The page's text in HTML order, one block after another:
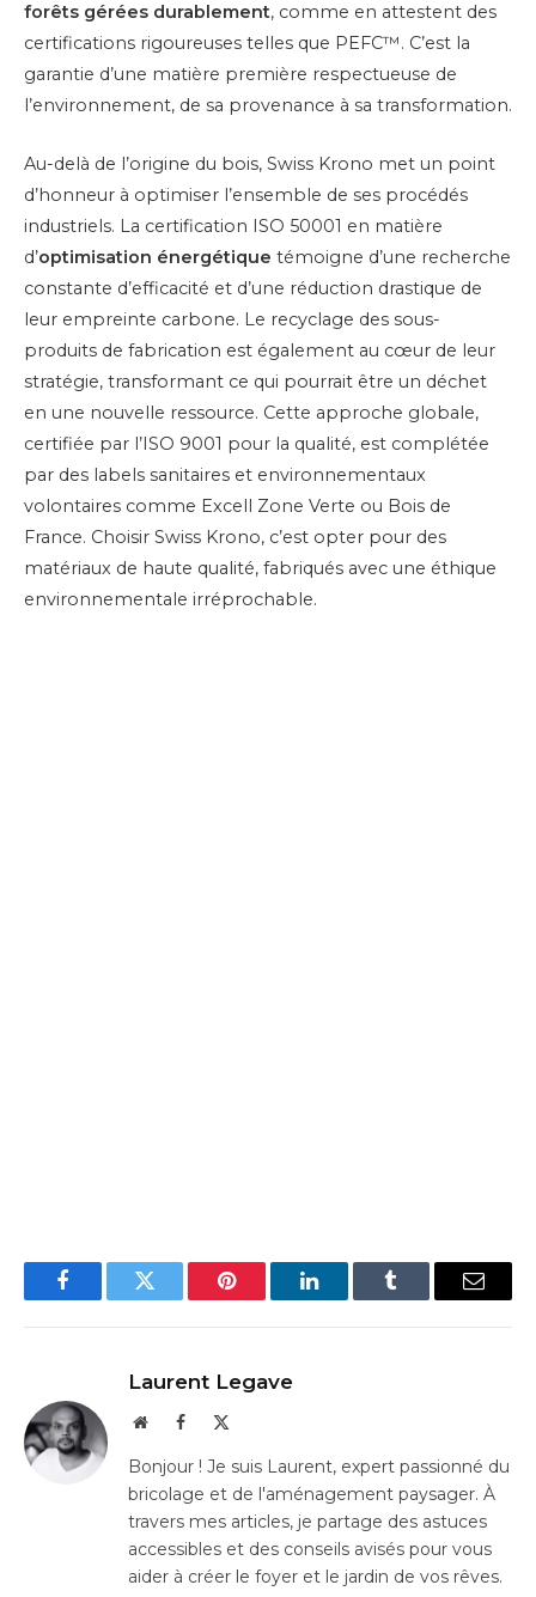
forêts gérées durablement, comme en attestent des
certifications rigoureuses telles que PEFC™. C’est la
garantie d’une matière première respectueuse de
l’environnement, de sa provenance à sa transformation.
Au-delà de l’origine du bois, Swiss Krono met un point
d’honneur à optimiser l’ensemble de ses procédés
industriels. La certification ISO 50001 en matière
d’optimisation énergétique témoigne d’une recherche
constante d’efficacité et d’une réduction drastique de
leur empreinte carbone. Le recyclage des sous-
produits de fabrication est également au cœur de leur
stratégie, transformant ce qui pourrait être un déchet
en une nouvelle ressource. Cette approche globale,
certifiée par l’ISO 9001 pour la qualité, est complétée
par des labels sanitaires et environnementaux
volontaires comme Excell Zone Verte ou Bois de
France. Choisir Swiss Krono, c’est opter pour des
matériaux de haute qualité, fabriqués avec une éthique
environnementale irréprochable.
FacebookTwitter Pinterest LinkedInTumblr Email
Laurent Legave
WebsiteFacebook
Bonjour ! Je suis Laurent, expert passionné du
bricolage et de l'aménagement paysager. À
travers mes articles, je partage des astuces
accessibles et des conseils avisés pour vous
aider à créer le foyer et le jardin de vos rêves.